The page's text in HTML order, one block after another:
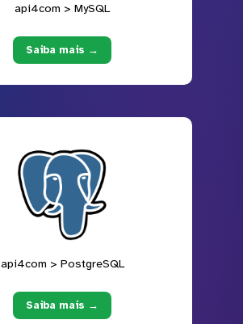
api4com > MySQL
Saiba mais →
api4com > PostgreSQL
Saiba mais →